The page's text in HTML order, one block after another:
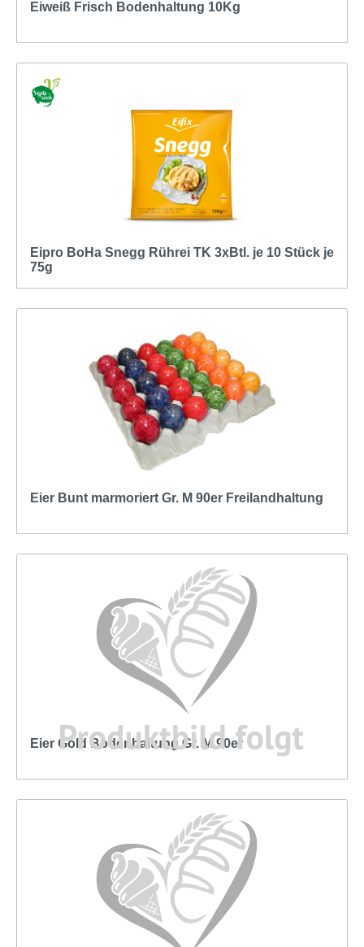
Eiweiß Frisch Bodenhaltung 10Kg
Eipro BoHa Snegg Rührei TK 3xBtl. je 10 Stück je
75g
Eier Bunt marmoriert Gr. M 90er Freilandhaltung
Eier Gold Bodenhaltung Gr. M 90er